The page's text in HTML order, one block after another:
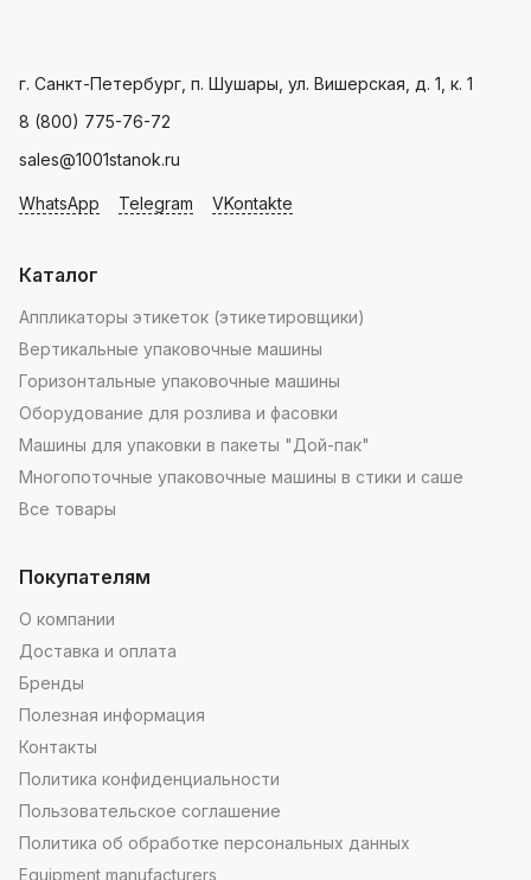
г. Санкт-Петербург, п. Шушары, ул. Вишерская, д. 1, к. 1
8 (800) 775-76-72
sales@1001stanok.ru
WhatsApp Telegram VKontakte
Каталог
Аппликаторы этикеток (этикетировщики)
Вертикальные упаковочные машины
Горизонтальные упаковочные машины
Оборудование для розлива и фасовки
Машины для упаковки в пакеты "Дой-пак"
Многопоточные упаковочные машины в стики и саше
Все товары
Покупателям
О компании
Доставка и оплата
Бренды
Полезная информация
Контакты
Политика конфиденциальности
Пользовательское соглашение
Политика об обработке персональных данных
Equipment manufacturers